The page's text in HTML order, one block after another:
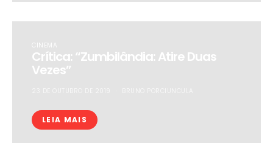
CINEMA
Crítica: “Zumbilândia: Atire Duas
Vezes”
LEIA MAIS